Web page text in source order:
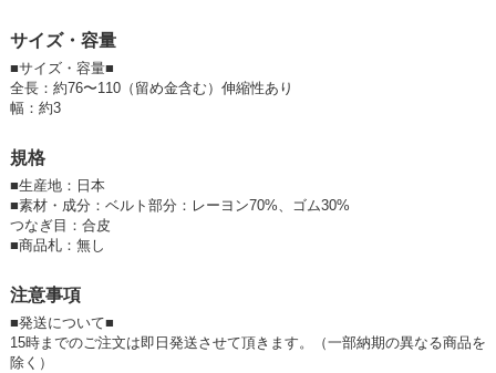
サイズ・容量
■サイズ・容量■
全長：約76〜110（留め金含む）伸縮性あり
幅：約3
規格
■生産地：日本
■素材・成分：ベルト部分：レーヨン70%、ゴム30%
つなぎ目：合皮
■商品札：無し
注意事項
■発送について■
15時までのご注文は即日発送させて頂きます。（一部納期の異なる商品を
除く）